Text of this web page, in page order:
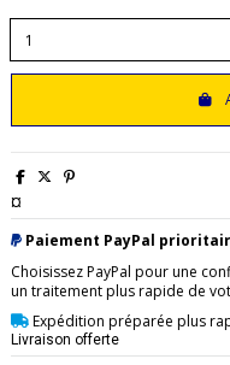
¤
Paiement PayPal
Choisissez PayPal pour une
un traitement plus rapide de
Expédition préparée plus
Livraison offerte